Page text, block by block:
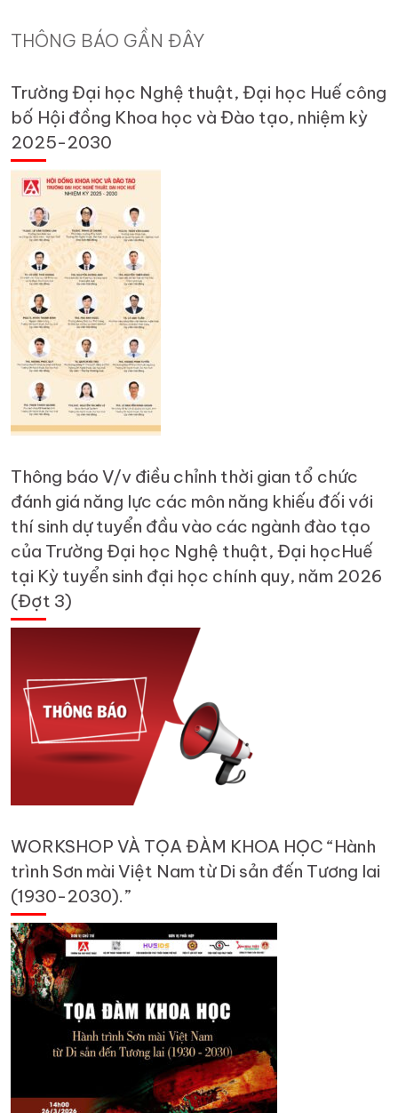
THÔNG BÁO GẦN ĐÂY
Trường Đại học Nghệ thuật, Đại học Huế công
bố Hội đồng Khoa học và Đào tạo, nhiệm kỳ
2025-2030
Thông báo V/v điều chỉnh thời gian tổ chức
đánh giá năng lực các môn năng khiếu đối với
thí sinh dự tuyển đầu vào các ngành đào tạo
của Trường Đại học Nghệ thuật, Đại họcHuế
tại Kỳ tuyển sinh đại học chính quy, năm 2026
(Đợt 3)
WORKSHOP VÀ TỌA ĐÀM KHOA HỌC “Hành
trình Sơn mài Việt Nam từ Di sản đến Tương lai
(1930-2030).”